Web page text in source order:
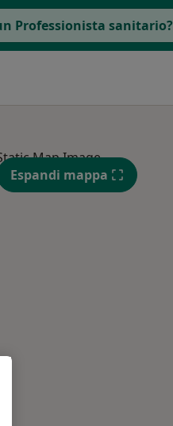
Professionista sanitario?
Mer, Gio,
13 Ago
Espandi mappa